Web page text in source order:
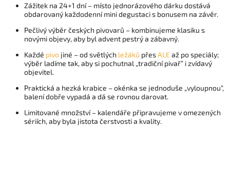
Zážitek na 24+1 dní – místo jednorázového dárku dostává
obdarovaný každodenní mini degustaci s bonusem na závěr.
Pečlivý výběr českých pivovarů – kombinujeme klasiku s
novými objevy, aby byl advent pestrý a zábavný.
Každé pivo jiné – od světlých ležáků přesALE až po speciály;
výběr ladíme tak, aby si pochutnal „tradiční pivař” i zvídavý
objevitel.
Praktická a hezká krabice – okénka se jednoduše „vyloupnou“,
balení dobře vypadá a dá se rovnou darovat.
Limitované množství – kalendáře připravujeme v omezených
sériích, aby byla jistota čerstvosti a kvality.